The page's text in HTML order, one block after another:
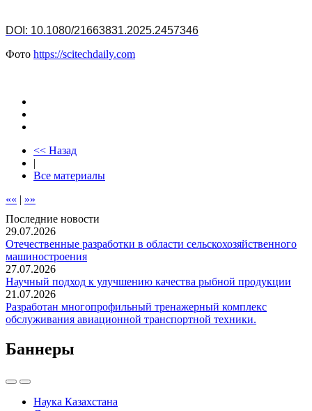
DOI: 10.1080/21663831.2025.2457346
Фото https://scitechdaily.com
<< Назад
|
Все материалы
«« | »»
Последние новости
29.07.2026
Отечественные разработки в области сельскохозяйственного
машиностроения
27.07.2026
Научный подход к улучшению качества рыбной продукции
21.07.2026
Разработан многопрофильный тренажерный комплекс
обслуживания авиационной транспортной техники.
Баннеры
Наука Казахстана